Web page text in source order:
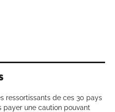
ressortissants de ces 30 pays
payer une caution pouvant